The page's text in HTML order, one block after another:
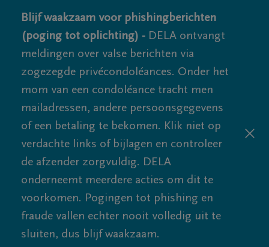
Blijf waakzaam voor phishingberichten
(poging tot oplichting) - DELA ontvangt
meldingen over valse berichten via
zogezegde privécondoléances. Onder het
mom van een condoléance tracht men
mailadressen, andere persoonsgegevens
of een betaling te bekomen. Klik niet op
verdachte links of bijlagen en controleer
de afzender zorgvuldig. DELA
onderneemt meerdere acties om dit te
voorkomen. Pogingen tot phishing en
fraude vallen echter nooit volledig uit te
sluiten, dus blijf waakzaam.